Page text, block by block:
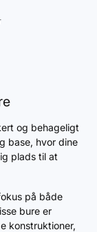
og behageligt
base, hvor dine
plads til at
på både
bure er
konstruktioner,